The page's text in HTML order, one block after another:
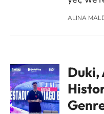
ALINA
Duki,